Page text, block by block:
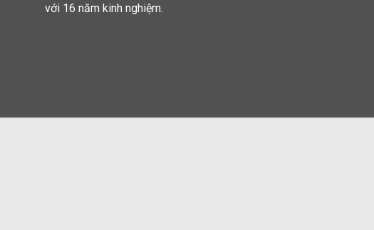
với 16 năm kinh nghiệm.